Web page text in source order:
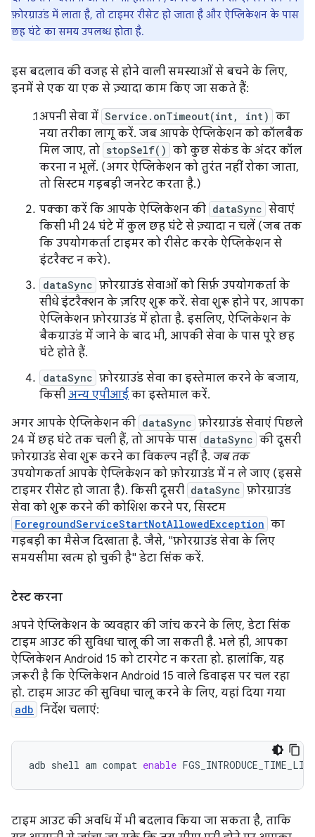
फ़ोरग्राउंड में लाता है, तो टाइमर रीसेट हो जाता है और ऐप्लिकेशन के पास
छह घंटे का समय उपलब्ध होता है.
इस बदलाव की वजह से होने वाली समस्याओं से बचने के लिए,
इनमें से एक या एक से ज़्यादा काम किए जा सकते हैं:
अपनी सेवा में Service.onTimeout(int, int) का
नया तरीका लागू करें. जब आपके ऐप्लिकेशन को कॉलबैक
मिल जाए, तो stopSelf() को कुछ सेकंड के अंदर कॉल
करना न भूलें. (अगर ऐप्लिकेशन को तुरंत नहीं रोका जाता,
तो सिस्टम गड़बड़ी जनरेट करता है.)
पक्का करें कि आपके ऐप्लिकेशन की dataSync सेवाएं
किसी भी 24 घंटे में कुल छह घंटे से ज़्यादा न चलें (जब तक
कि उपयोगकर्ता टाइमर को रीसेट करके ऐप्लिकेशन से
इंटरैक्ट न करे).
dataSync फ़ोरग्राउंड सेवाओं को सिर्फ़ उपयोगकर्ता के
सीधे इंटरैक्शन के ज़रिए शुरू करें. सेवा शुरू होने पर, आपका
ऐप्लिकेशन फ़ोरग्राउंड में होता है. इसलिए, ऐप्लिकेशन के
बैकग्राउंड में जाने के बाद भी, आपकी सेवा के पास पूरे छह
घंटे होते हैं.
dataSync फ़ोरग्राउंड सेवा का इस्तेमाल करने के बजाय,
किसी अन्य एपीआई का इस्तेमाल करें.
अगर आपके ऐप्लिकेशन की dataSync फ़ोरग्राउंड सेवाएं पिछले
24 में छह घंटे तक चली हैं, तो आपके पास dataSync की दूसरी
फ़ोरग्राउंड सेवा शुरू करने का विकल्प नहीं है. जब तक
उपयोगकर्ता आपके ऐप्लिकेशन को फ़ोरग्राउंड में न ले जाए (इससे
टाइमर रीसेट हो जाता है). किसी दूसरी dataSync फ़ोरग्राउंड
सेवा को शुरू करने की कोशिश करने पर, सिस्टम
ForegroundServiceStartNotAllowedException का
गड़बड़ी का मैसेज दिखाता है. जैसे, "फ़ोरग्राउंड सेवा के लिए
समयसीमा खत्म हो चुकी है" डेटा सिंक करें.
टेस्ट करना
अपने ऐप्लिकेशन के व्यवहार की जांच करने के लिए, डेटा सिंक
टाइम आउट की सुविधा चालू की जा सकती है. भले ही, आपका
ऐप्लिकेशन Android 15 को टारगेट न करता हो. हालांकि, यह
ज़रूरी है कि ऐप्लिकेशन Android 15 वाले डिवाइस पर चल रहा
हो. टाइम आउट की सुविधा चालू करने के लिए, यहां दिया गया
adb निर्देश चलाएं:
adb shell am compat enable
टाइम आउट की अवधि में भी बदलाव किया जा सकता है, ताकि